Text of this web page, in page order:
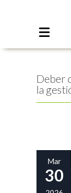
Deber
la
Mar
30